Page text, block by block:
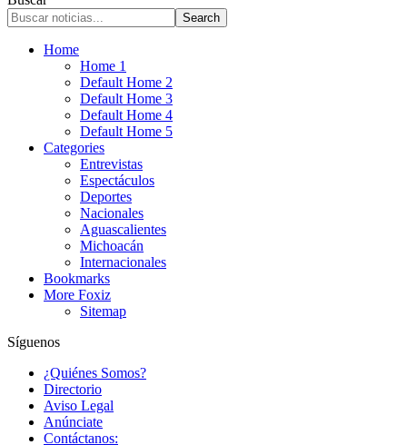
Home
Home 1
Default Home 2
Default Home 3
Default Home 4
Default Home 5
Categories
Entrevistas
Espectáculos
Deportes
Nacionales
Aguascalientes
Michoacán
Internacionales
Bookmarks
More Foxiz
Sitemap
Síguenos
¿Quiénes Somos?
Directorio
Aviso Legal
Anúnciate
Contáctanos: